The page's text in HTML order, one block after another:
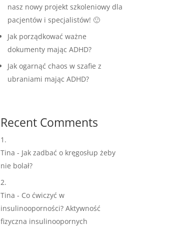
nasz nowy projekt szkoleniowy dla
pacjentów i specjalistów! 🙂
Jak porządkować ważne
dokumenty mając ADHD?
Jak ogarnąć chaos w szafie z
ubraniami mając ADHD?
Recent Comments
Tina - Jak zadbać o kręgosłup żeby
nie bolał?
Tina - Co ćwiczyć w
insulinooporności? Aktywność
fizyczna insulinoopornych